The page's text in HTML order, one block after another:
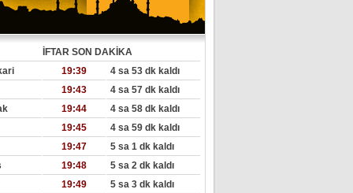
İFTAR SON DAKİKA
19:39
4 sa 53 dk kaldı
19:43
4 sa 57 dk kaldı
19:44
4 sa 58 dk kaldı
19:45
4 sa 59 dk kaldı
19:47
5 sa 1 dk kaldı
19:48
5 sa 2 dk kaldı
19:49
5 sa 3 dk kaldı